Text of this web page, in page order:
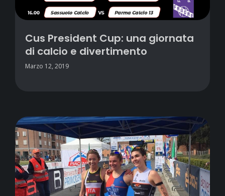
Cus President Cup: una giornata
di calcio e divertimento
Marzo 12, 2019